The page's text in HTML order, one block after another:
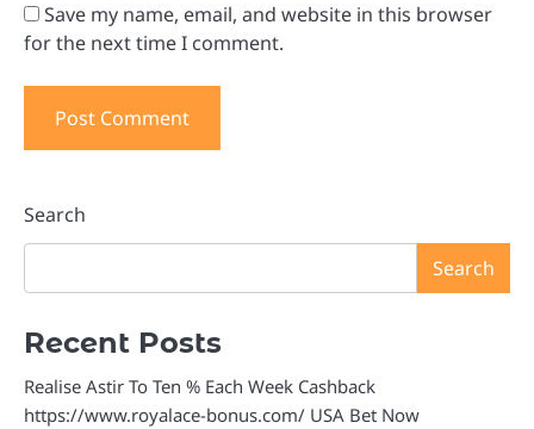
Save my name, email, and website in this browser
for the next time I comment.
Search
Search
Recent Posts
Realise Astir To Ten % Each Week Cashback
https://www.royalace-bonus.com/ USA Bet Now